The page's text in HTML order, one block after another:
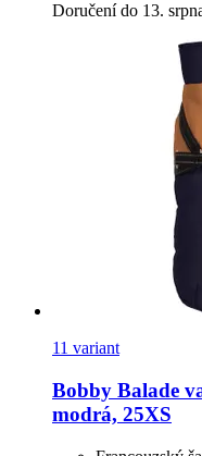
Doručení do 13.
11 variant
Bobby Balade
modrá, 25XS